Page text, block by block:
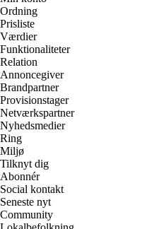
Ordning
Prisliste
Værdier
Funktionaliteter
Relation
Annoncegiver
Brandpartner
Provisionstager
Netværkspartner
Nyhedsmedier
Ring
Miljø
Tilknyt dig
Abonnér
Social kontakt
Seneste nyt
Community